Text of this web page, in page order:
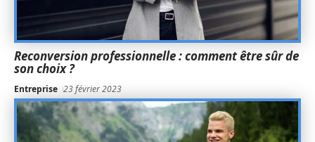
Reconversion professionnelle : comment être sûr de
son choix ?
Entreprise 23 février 2023